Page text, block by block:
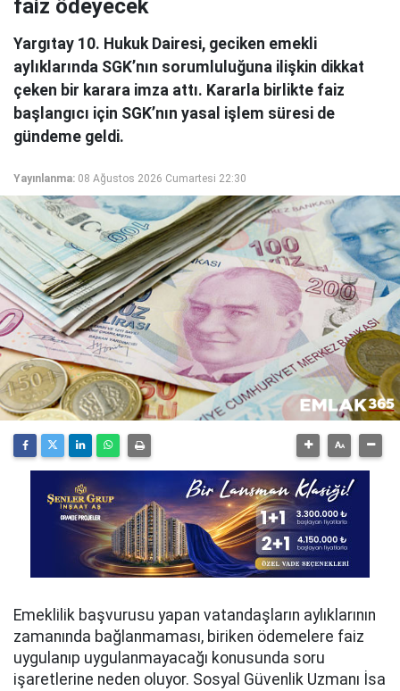
faiz ödeyecek
Yargıtay 10. Hukuk Dairesi, geciken emekli
aylıklarında SGK’nın sorumluluğuna ilişkin dikkat
çeken bir karara imza attı. Kararla birlikte faiz
başlangıcı için SGK’nın yasal işlem süresi de
gündeme geldi.
Yayınlanma: 08 Ağustos 2026 Cumartesi 22:30
Emeklilik başvurusu yapan vatandaşların aylıklarının
zamanında bağlanmaması, biriken ödemelere faiz
uygulanıp uygulanmayacağı konusunda soru
işaretlerine neden oluyor. Sosyal Güvenlik Uzmanı İsa